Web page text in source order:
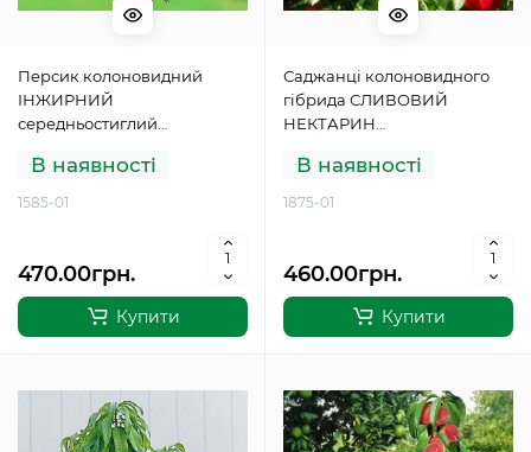
Персик колоновидний
ІНЖИРНИЙ
середньостиглий
В наявності
1585-01
470.00грн.
Купити
Саджанці колоновидного
гібрида СЛИВОВИЙ
НЕКТАРИН
(дворічний)
В наявності
1875-01
460.00грн.
Купити